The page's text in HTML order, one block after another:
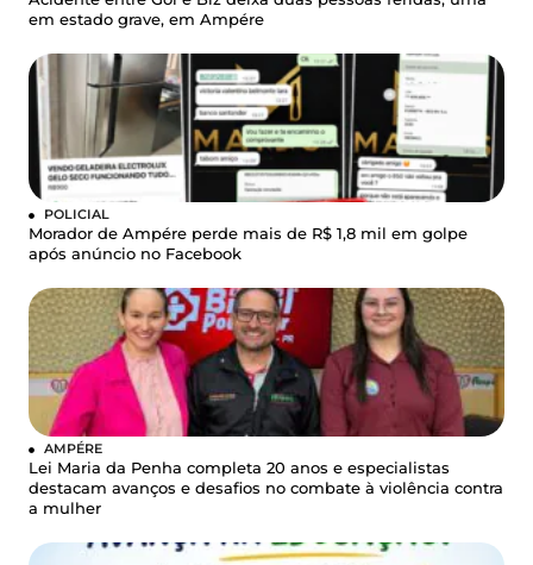
em estado grave, em Ampére
POLICIAL
Morador de Ampére perde mais de R$ 1,8 mil em golpe
após anúncio no Facebook
AMPÉRE
Lei Maria da Penha completa 20 anos e especialistas
destacam avanços e desafios no combate à violência contra
a mulher